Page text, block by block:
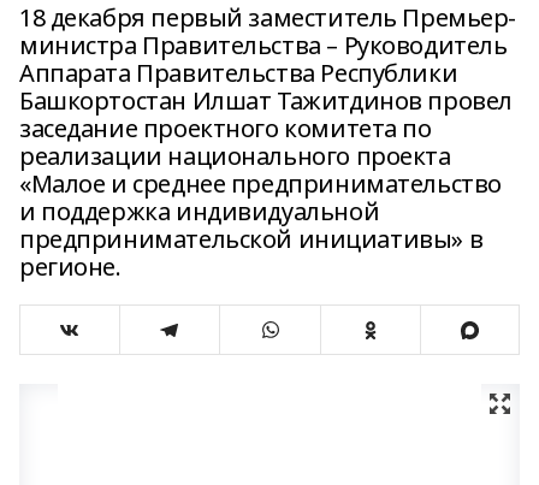
18 декабря первый заместитель Премьер-
министра Правительства – Руководитель
Аппарата Правительства Республики
Башкортостан Илшат Тажитдинов провел
заседание проектного комитета по
реализации национального проекта
«Малое и среднее предпринимательство
и поддержка индивидуальной
предпринимательской инициативы» в
регионе.